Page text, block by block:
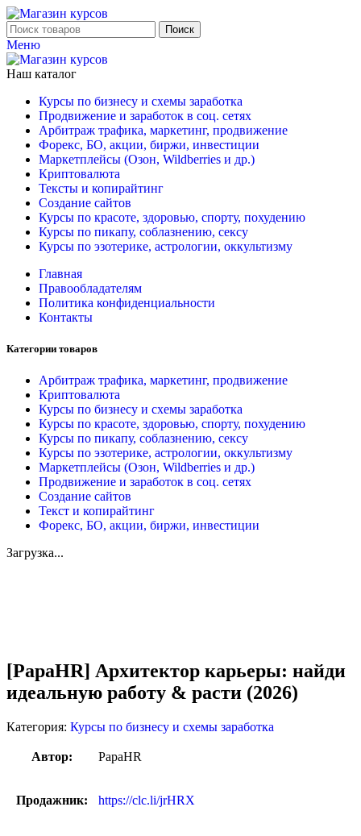
Поиск
Меню
Наш каталог
Курсы по бизнесу и схемы заработка
Продвижение и заработок в соц. сетях
Арбитраж трафика, маркетинг, продвижение
Форекс, БО, акции, биржи, инвестиции
Маркетплейсы (Озон, Wildberries и др.)
Криптовалюта
Тексты и копирайтинг
Создание сайтов
Курсы по красоте, здоровью, спорту, похудению
Курсы по пикапу, соблазнению, сексу
Курсы по эзотерике, астрологии, оккультизму
Главная
Правообладателям
Политика конфиденциальности
Контакты
Категории товаров
Арбитраж трафика, маркетинг, продвижение
Криптовалюта
Курсы по бизнесу и схемы заработка
Курсы по красоте, здоровью, спорту, похудению
Курсы по пикапу, соблазнению, сексу
Курсы по эзотерике, астрологии, оккультизму
Маркетплейсы (Озон, Wildberries и др.)
Продвижение и заработок в соц. сетях
Создание сайтов
Текст и копирайтинг
Форекс, БО, акции, биржи, инвестиции
Загрузка...
[PapaHR] Архитектор карьеры: найди
идеальную работу & расти (2026)
Категория: Курсы по бизнесу и схемы заработка
Автор: PapaHR
Продажник: https://clc.li/jrHRX